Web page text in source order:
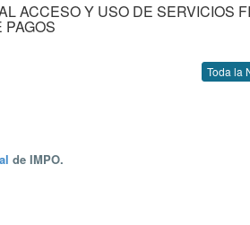
ACCESO Y USO DE SERVICIOS
Toda la
de IMPO.